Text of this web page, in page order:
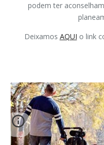
podem ter
Deixamos AQUI o link